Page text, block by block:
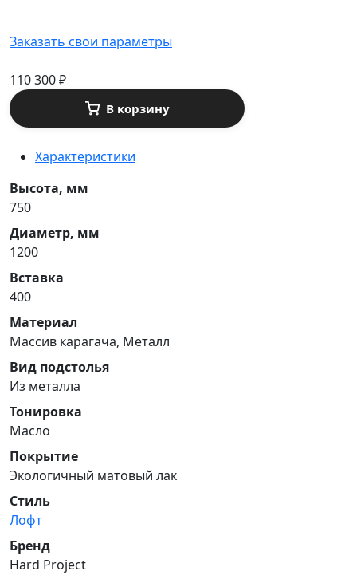
Заказать свои параметры
110 300₽
В корзину
Характеристики
Высота, мм
750
Диаметр, мм
1200
Вставка
400
Материал
Массив карагача, Металл
Вид подстолья
Из металла
Тонировка
Масло
Покрытие
Экологичный матовый лак
Стиль
Лофт
Бренд
Hard Project